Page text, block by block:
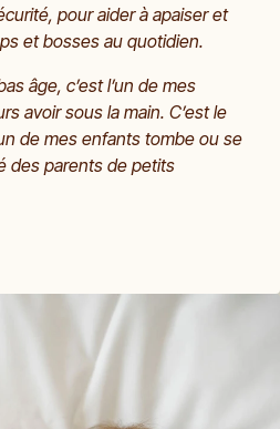
pour aider à apaiser et
et bosses au quotidien.
âge, c’est l’un de mes
avoir sous la main. C’est le
de mes enfants tombe ou se
des parents de petits